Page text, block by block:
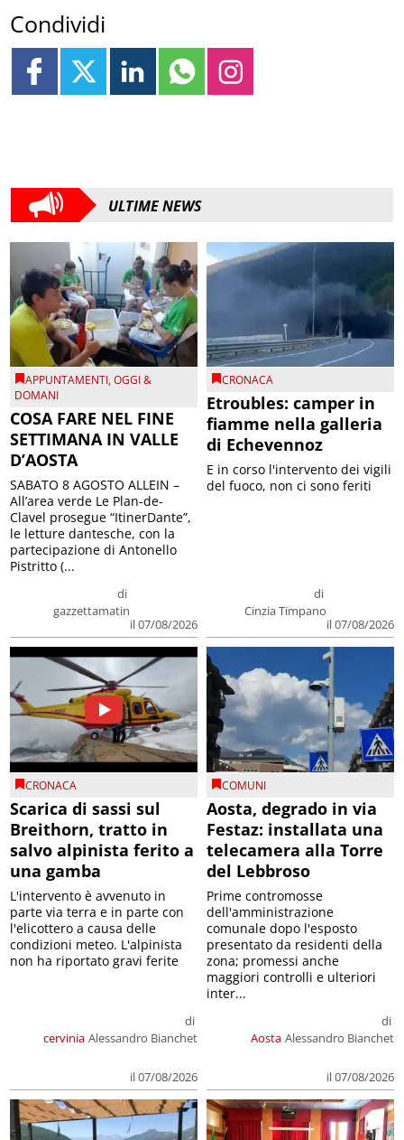
Condividi
ULTIME NEWS
APPUNTAMENTI,OGGI &
DOMANI
COSA FARE NEL FINE
SETTIMANA IN VALLE
D’AOSTA
di
gazzettamatin
il 07/08/2026
SABATO 8 AGOSTO ALLEIN –
All’area verde Le Plan-de-
Clavel prosegue “ItinerDante”,
le letture dantesche, con la
partecipazione di Antonello
Pistritto (...
CRONACA
Etroubles: camper in
fiamme nella galleria
di Echevennoz
di
Cinzia Timpano
il 07/08/2026
E in corso l'intervento dei vigili
del fuoco, non ci sono feriti
CRONACA
Scarica di sassi sul
Breithorn, tratto in
salvo alpinista ferito a
una gamba
cervinia
di
Alessandro Bianchet
il 07/08/2026
L'intervento è avvenuto in
parte via terra e in parte con
l'elicottero a causa delle
condizioni meteo. L'alpinista
non ha riportato gravi ferite
COMUNI
Aosta, degrado in via
Festaz: installata una
telecamera alla Torre
del Lebbroso
Aosta
di
Alessandro Bianchet
il 07/08/2026
Prime contromosse
dell'amministrazione
comunale dopo l'esposto
presentato da residenti della
zona; promessi anche
maggiori controlli e ulteriori
inter...